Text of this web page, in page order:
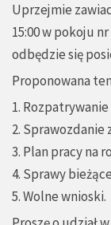
Uprzejmie
15:00 w pokoju
odbędzie się
Proponowana
1.
2. Sprawozdanie
3. Plan pracy na
4. Sprawy
5. Wolne wnioski.